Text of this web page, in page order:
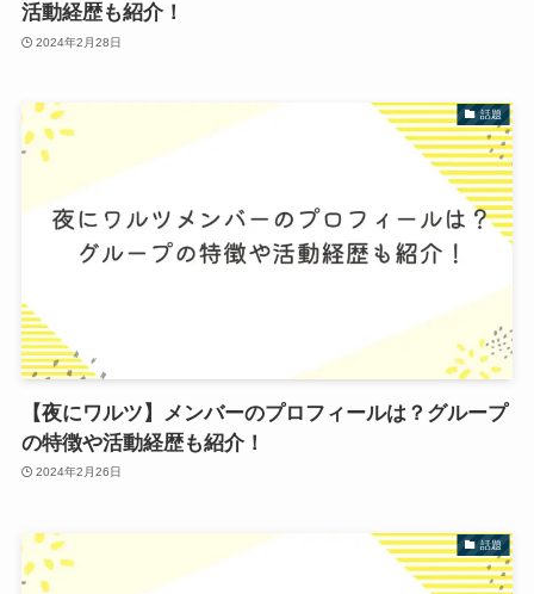
活動経歴も紹介！
2024年2月28日
話題
【夜にワルツ】メンバーのプロフィールは？グループ
の特徴や活動経歴も紹介！
2024年2月26日
話題